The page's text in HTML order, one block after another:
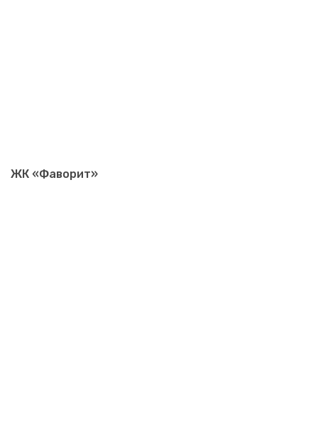
ЖК «Фаворит»